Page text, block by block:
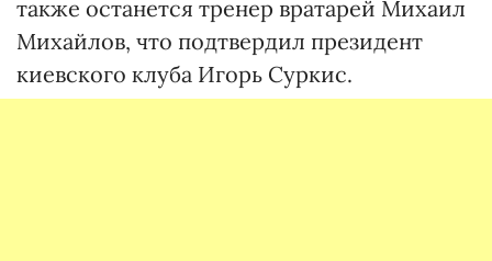
также останется тренер вратарей Михаил
Михайлов, что подтвердил президент
киевского клуба Игорь Суркис.